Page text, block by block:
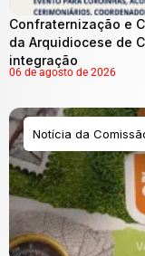
Confraternização e
da Arquidiocese de
integração
06 de agosto de 2026
Notícia da